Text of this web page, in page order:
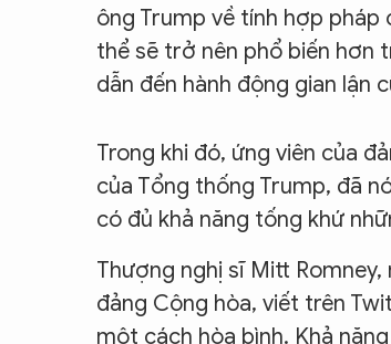
ông Trump về tính hợp
thể sẽ trở nên phổ biến hơn
dẫn đến hành động gian lận
Trong khi đó, ứng viên của
của Tổng thống Trump, đã
có đủ khả năng tống khứ
Thượng nghị sĩ Mitt
đảng Cộng hòa, viết trên
một cách hòa bình. Khả